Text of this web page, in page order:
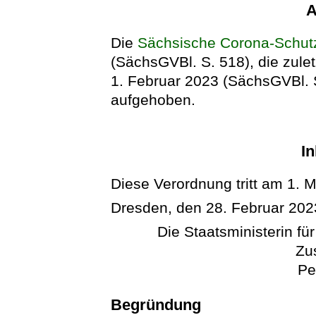
Die Sächsische Corona-
(SächsGVBl. S. 518), die
1. Februar 2023
aufgehoben.
Diese Verordnung tritt am 1.
Dresden, den 28. Februar
Die Staatsministerin
Begründung